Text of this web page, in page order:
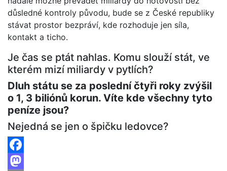
důsledné kontroly původu, bude se z České republiky
stávat prostor bezpráví, kde rozhoduje jen síla,
kontakt a ticho.
Je čas se ptát nahlas. Komu slouží stát, ve
kterém mizí miliardy v pytlích?
Dluh státu se za poslední čtyři roky zvýšil
o 1, 3 biliónů korun. Víte kde všechny tyto
peníze jsou?
Nejedná se jen o špičku ledovce?
Facebook